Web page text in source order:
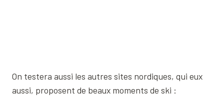
On testera aussi les autres sites nordiques, qui eux
aussi, proposent de beaux moments de ski :